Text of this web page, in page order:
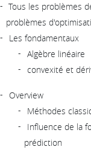
Tous les problèmes
problèmes
Les fondamentaux
Algèbre linéaire
convexité et
Overview
Méthodes
Influence de la
prédiction